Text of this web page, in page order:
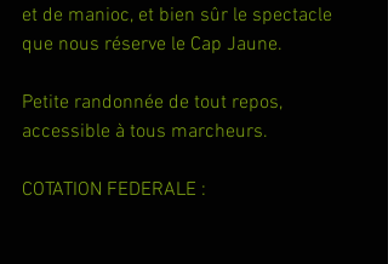
et de manioc, et bien sûr le spectacle
que nous réserve le Cap Jaune.
Petite randonnée de tout repos,
accessible à tous marcheurs.
COTATION FEDERALE :